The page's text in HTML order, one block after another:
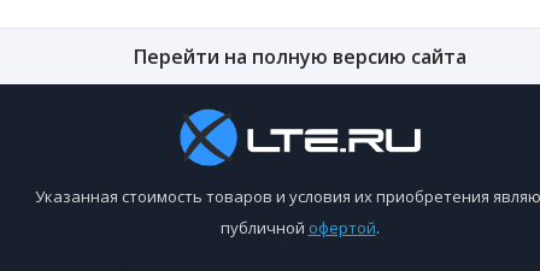
Перейти на полную версию сайта
Указанная стоимость товаров и условия их приобретения
публичной офертой.